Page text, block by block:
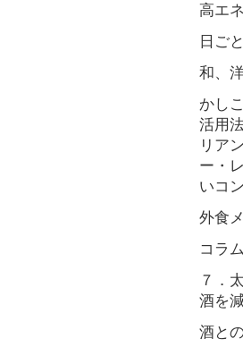
高エ
日ご
和、
かし
活用
リア
ー・
いコ
外食
コラ
７．
酒を
酒と